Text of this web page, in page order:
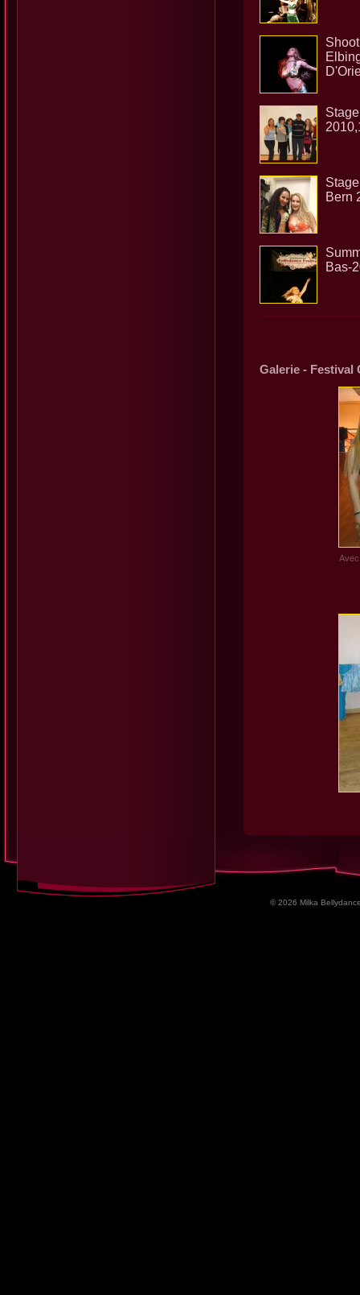
Bern
Bas-
Galerie - Festival
© 2026 Milka